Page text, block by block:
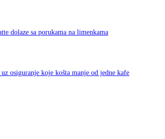
dolaze sa porukama na limenkama
osiguranje koje košta manje od jedne kafe